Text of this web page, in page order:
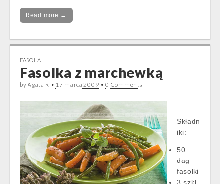
Read more →
FASOLA
Fasolka z marchewką
byAgata R • 17 marca 2009 •0 Comments
Składn
iki:
50
dag
fasolki
3 szkl.